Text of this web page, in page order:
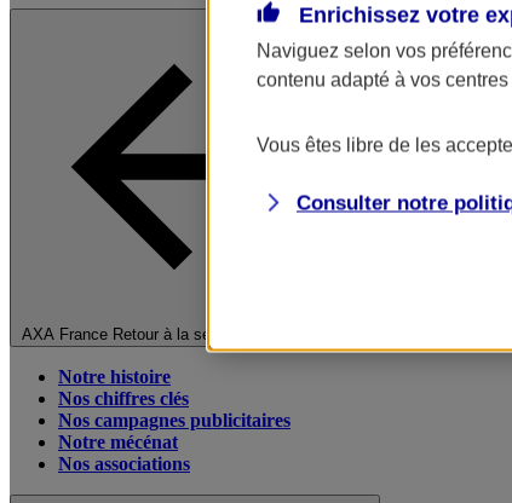
AXA France Retour à la section précédente
Notre histoire
Nos chiffres clés
Nos campagnes publicitaires
Notre mécénat
Nos associations
Enrichissez votre
Naviguez selon vos
contenu adapté à vos
Vous êtes libre de les
Consulter notre